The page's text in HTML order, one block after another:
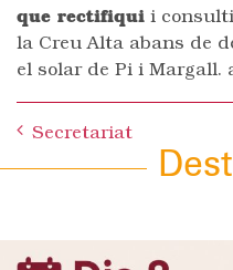
que rectifiqui i
la Creu Alta abans de
el solar de Pi i Margall.
navigation
Secretariat